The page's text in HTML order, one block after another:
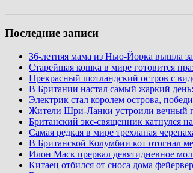
Последние записи
36-летняя мама из Нью-Йорка вышла
Старейшая кошка в мире готовится
Прекрасный шотландский остров с
В Британии настал самый жаркий день:
Электрик стал королем острова,
Жители Шри-Ланки устроили вечный
Британский экс-священник катнулся
Самая редкая в мире трехлапая
В Британской Колумбии кот отогнал
Илон Маск прервал девятидневное
Китаец отбился от сноса дома